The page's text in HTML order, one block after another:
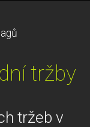
tržby
tržeb v